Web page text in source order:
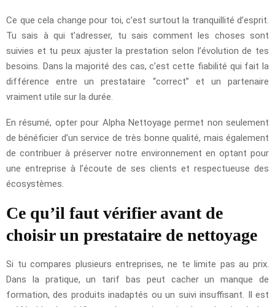
Ce que cela change pour toi, c’est surtout la tranquillité d’esprit.
Tu sais à qui t’adresser, tu sais comment les choses sont
suivies et tu peux ajuster la prestation selon l’évolution de tes
besoins. Dans la majorité des cas, c’est cette fiabilité qui fait la
différence entre un prestataire “correct” et un partenaire
vraiment utile sur la durée.
En résumé, opter pour Alpha Nettoyage permet non seulement
de bénéficier d’un service de très bonne qualité, mais également
de contribuer à préserver notre environnement en optant pour
une entreprise à l’écoute de ses clients et respectueuse des
écosystèmes.
Ce qu’il faut vérifier avant de
choisir un prestataire de nettoyage
Si tu compares plusieurs entreprises, ne te limite pas au prix.
Dans la pratique, un tarif bas peut cacher un manque de
formation, des produits inadaptés ou un suivi insuffisant. Il est